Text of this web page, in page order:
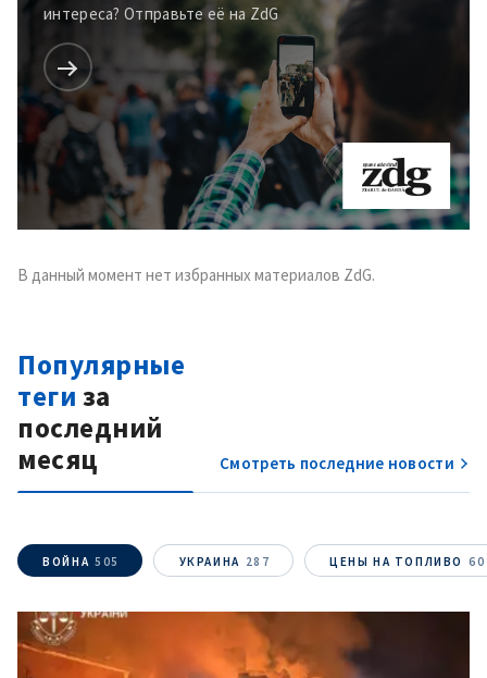
интереса? Отправьте её на ZdG
В данный момент нет избранных материалов ZdG.
Популярные
теги за
последний
месяц
Смотреть последние новости
ВОЙНА 505 УКРАИНА 287 ЦЕНЫ НА ТОПЛИВО 60